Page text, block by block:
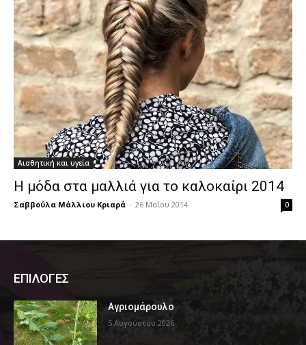
Αισθητική και υγεία
Η μόδα στα μαλλιά για το καλοκαίρι 2014
Σαββούλα Μάλλιου Κριαρά - 26 Μαΐου 2014 0
ΕΠΙΛΟΓΕΣ
Αγριομάρουλο
5 Αυγούστου 2026